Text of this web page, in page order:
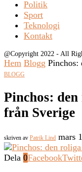
Politik
Sport
Teknologi
Kontakt
@Copyright 2022 - All
Hem Blogg Pinchos:
BLOGG
Pinchos:
från Sverige
skriven av Patrik Lind mars
Dela 0Facebook